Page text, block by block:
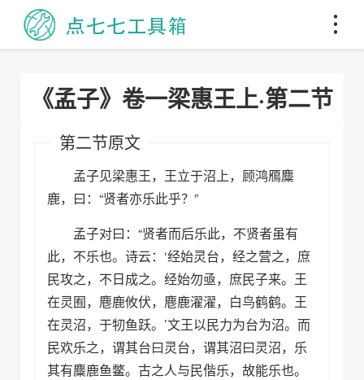
《孟子》卷一梁惠王上·第二节
第二节原文
孟子见梁惠王，王立于沼上，顾鸿鴈麋
鹿，曰：“贤者亦乐此乎？”
孟子对曰：“贤者而后乐此，不贤者虽有
此，不乐也。诗云：‘经始灵台，经之营之，庶
民攻之，不日成之。经始勿亟，庶民子来。王
在灵囿，麀鹿攸伏，麀鹿濯濯，白鸟鹤鹤。王
在灵沼，于牣鱼跃。’文王以民力为台为沼。而
民欢乐之，谓其台曰灵台，谓其沼曰灵沼，乐
其有麋鹿鱼鳖。古之人与民偕乐，故能乐也。